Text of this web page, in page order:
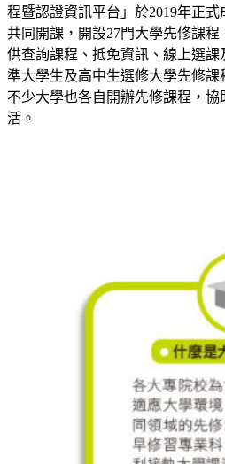
程暨認證資訊平台」於2019年正
共同開課，開設27門大學先修課程
供查詢課程、抵免資訊、線上選課
準大學生及高中生選修大學先修課
不少大學也各自開辦先修課程，
活。